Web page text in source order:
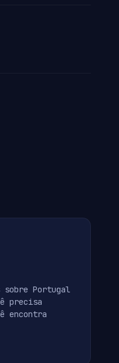
sobre Portugal
precisa
encontra